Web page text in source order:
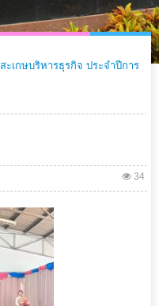
เกษบริหารธุรกิจ ประจำปีการ
34